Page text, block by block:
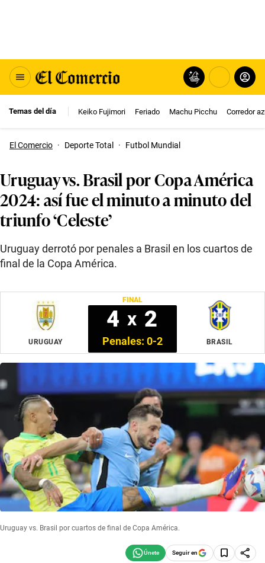
Temas del día Keiko Fujimori Feriado Machu Picchu Corredor
El Comercio · Deporte Total · Futbol Mundial
Uruguay vs. Brasil por Copa América
2024: así fue el minuto a minuto del
triunfo ‘Celeste’
Uruguay derrotó por penales a Brasil en los cuartos de
final de la Copa América.
FINAL
URUGUAY
4 x 2
Penales: 0-2 BRASIL
Uruguay vs. Brasil por cuartos de final de Copa América.
Seguir en